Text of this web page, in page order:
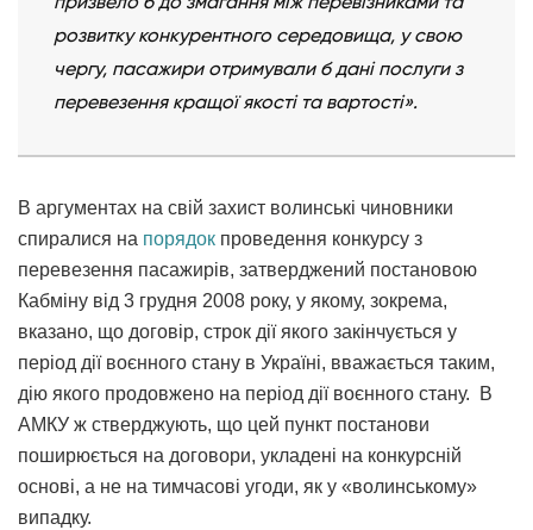
розвитку конкурентного середовища, у свою
чергу, пасажири отримували б дані послуги з
перевезення кращої якості та вартості».
В аргументах на свій захист волинські чиновники
спиралися на порядок проведення конкурсу з
перевезення пасажирів, затверджений постановою
Кабміну від 3 грудня 2008 року, у якому, зокрема,
вказано, що договір, строк дії якого закінчується у
період дії воєнного стану в Україні, вважається таким,
дію якого продовжено на період дії воєнного стану. В
АМКУ ж стверджують, що цей пункт постанови
поширюється на договори, укладені на конкурсній
основі, а не на тимчасові угоди, як у «волинському»
випадку.